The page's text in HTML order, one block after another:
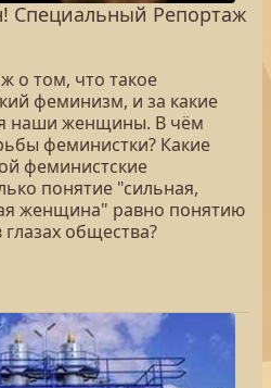
Специальный Репортаж
о том, что такое
феминизм, и за какие
наши женщины. В чём
феминистки? Какие
феминистские
понятие "сильная,
женщина" равно понятию
общества?